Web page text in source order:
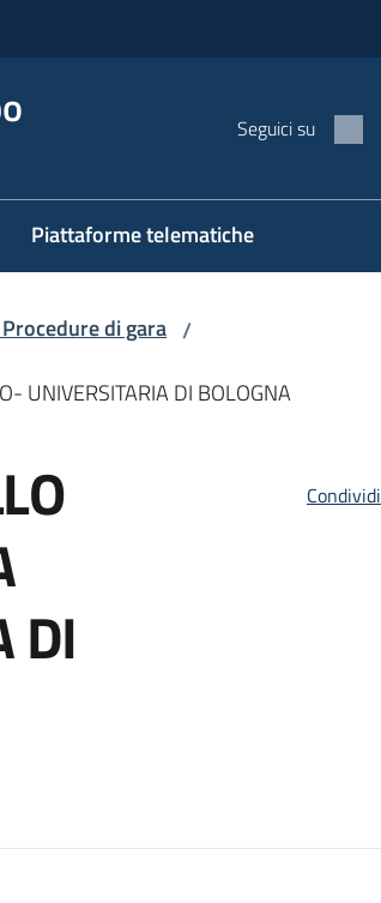
Seguici su
Piattaforme telematiche
di gara /
UNIVERSITARIA DI BOLOGNA
DI
Condividi